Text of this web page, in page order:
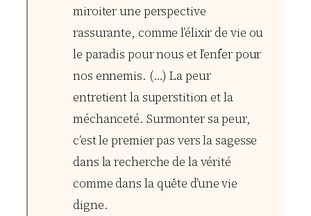
miroiter une perspective
rassurante, comme l’élixir de vie ou
le paradis pour nous et l’enfer pour
nos ennemis. (…) La peur
entretient la superstition et la
méchanceté. Surmonter sa peur,
c’est le premier pas vers la sagesse
dans la recherche de la vérité
comme dans la quête d’une vie
digne.